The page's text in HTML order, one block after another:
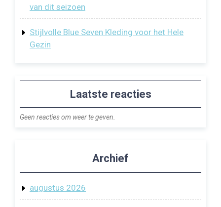
van dit seizoen
Stijlvolle Blue Seven Kleding voor het Hele
Gezin
Laatste reacties
Geen reacties om weer te geven.
Archief
augustus 2026